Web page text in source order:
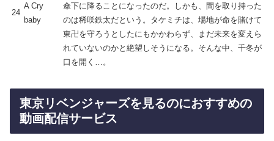
24
A Cry
baby
傘下に降ることになったのだ。しかも、間を取り持った
のは稀咲鉄太だという。タケミチは、場地が命を賭けて
東卍を守ろうとしたにもかかわらず、まだ未来を変えら
れていないのかと絶望しそうになる。そんな中、千冬が
口を開く…。
東京リベンジャーズを見るのにおすすめの
動画配信サービス